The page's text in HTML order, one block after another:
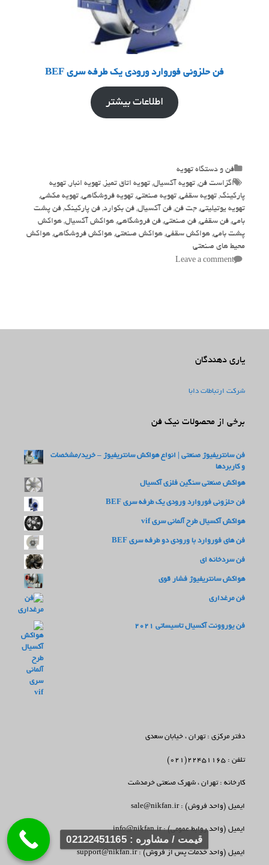
فن حلزونی فوروارد ورودی یک طرفه سری BEF
اطلاعات بیشتر
Categories
فن و دستگاه تهویه
Tags
اگزاست فن, تهویه آکسیال, تهویه اتاق تمیز, تهویه انبار, تهویه
پارکینگ, تهویه سقفی, تهویه صنعتی, تهویه فروشگاهی, تهویه مکشی,
تهویه یوتیلیتی, جت فن, فن آکسیال, فن بکوارد, فن پارکینگ, فن پشت
بامی, فن سقفی, فن صنعتی, فن فروشگاهی, هواکش آکسیال, هواکش
پشت بامی, هواکش سقفی, هواکش صنعتی, هواکش فروشگاهی, هواکش
محیط های صنعتی
Leave a comment
یاری دهندگان
شرکت ارتباطات دابا
برخی از محصولات نیک فن
فن سانتریفیوژ صنعتی | انواع هواکش سانتریفیوژ – خرید/مشخصات
و کاربردها
هواکش صنعتی سنگین فلزی آکسیال
فن حلزونی فوروارد ورودی یک طرفه سری BEF
هواکش آکسیال طرح آلمانی سری vif
فن های فوروارد با ورودی دو طرفه سری BEF
فن سردخانه ای
هواکش سانتریفیوژ فشار قوی
فن مرغداری
فن یوروونت آکسیال تاسیساتی 2021
دفتر مرکزی : تهران ، خیابان سعدی
تلفن : 22451165(021)
کارخانه : تهران ، شهرک صنعتی خرمدشت
ایمیل (واحد فروش) : sale@nikfan.ir
ایمیل (واحد روابط عمومی) : info@nikfan.ir
ایمیل (واحد خدمات پس از فروش) : support@nikfan.ir
قیمت / مشاوره : 02122451165